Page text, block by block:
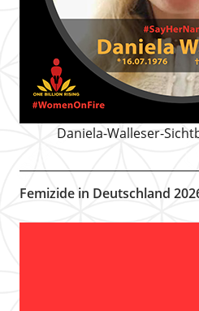
Daniela-Walleser-
Femizide in Deutschland